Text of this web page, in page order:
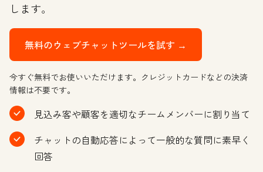
します。
無料のウェブチャットツールを試す →
今すぐ無料でお使いいただけます。クレジットカードなどの決済
情報は不要です。
見込み客や顧客を適切なチームメンバーに割り当て
チャットの自動応答によって一般的な質問に素早く
回答